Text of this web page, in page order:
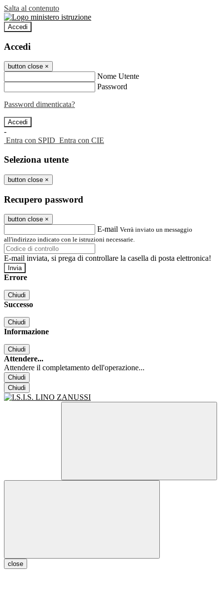
Salta al contenuto
Accedi
Accedi
button close ×
Nome Utente
Password
Password dimenticata?
-
Entra con SPID Entra con CIE
Seleziona utente
button close ×
Recupero password
button close ×
E-mail Verrà inviato un messaggio
all'indirizzo indicato con le istruzioni necessarie.
E-mail inviata, si prega di controllare la casella di posta elettronica!
Errore
Chiudi
Successo
Chiudi
Informazione
Chiudi
Attendere...
Attendere il completamento dell'operazione...
Chiudi
Chiudi
close